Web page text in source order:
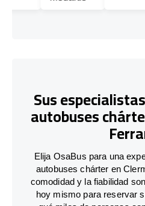
Sus
autobuses
Elija OsaBus para una
autobuses chárter en
comodidad y la fiabilidad
hoy mismo para reservar